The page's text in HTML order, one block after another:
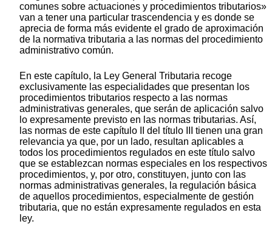
comunes sobre actuaciones y procedimientos tributarios»
van a tener una particular trascendencia y es donde se
aprecia de forma más evidente el grado de aproximación
de la normativa tributaria a las normas del procedimiento
administrativo común.
En este capítulo, la Ley General Tributaria recoge
exclusivamente las especialidades que presentan los
procedimientos tributarios respecto a las normas
administrativas generales, que serán de aplicación salvo
lo expresamente previsto en las normas tributarias. Así,
las normas de este capítulo II del título III tienen una gran
relevancia ya que, por un lado, resultan aplicables a
todos los procedimientos regulados en este título salvo
que se establezcan normas especiales en los respectivos
procedimientos, y, por otro, constituyen, junto con las
normas administrativas generales, la regulación básica
de aquellos procedimientos, especialmente de gestión
tributaria, que no están expresamente regulados en esta
ley.